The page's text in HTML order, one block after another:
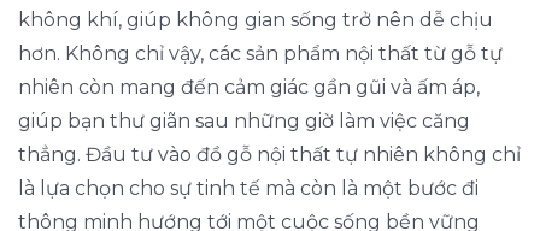
không khí, giúp không gian sống trở nên dễ chịu
hơn. Không chỉ vậy, các sản phẩm nội thất từ gỗ tự
nhiên còn mang đến cảm giác gần gũi và ấm áp,
giúp bạn thư giãn sau những giờ làm việc căng
thẳng. Đầu tư vào đồ gỗ nội thất tự nhiên không chỉ
là lựa chọn cho sự tinh tế mà còn là một bước đi
thông minh hướng tới một cuộc sống bền vững